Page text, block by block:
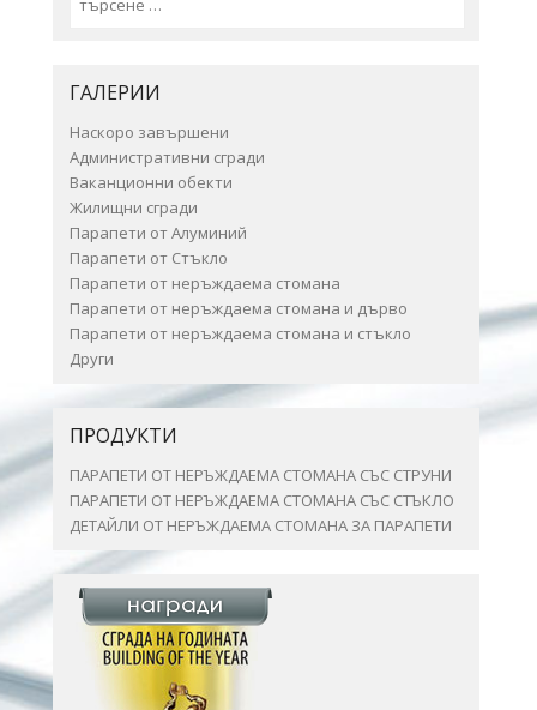
ГАЛЕРИИ
Наскоро завършени
Административни сгради
Ваканционни обекти
Жилищни сгради
Парапети от Алуминий
Парапети от Стъкло
Парапети от неръждаема стомана
Парапети от неръждаема стомана и дърво
Парапети от неръждаема стомана и стъкло
Други
ПРОДУКТИ
ПАРАПЕТИ ОТ НЕРЪЖДАЕМА СТОМАНА СЪС СТРУНИ
ПАРАПЕТИ ОТ НЕРЪЖДАЕМА СТОМАНА СЪС СТЪКЛО
ДЕТАЙЛИ ОТ НЕРЪЖДАЕМА СТОМАНА ЗА ПАРАПЕТИ